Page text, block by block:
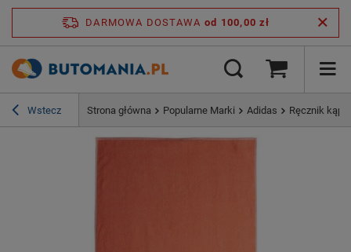
DARMOWA DOSTAWA od 100,00 zł
Wstecz Strona główna Popularne Marki Adidas Ręcznik